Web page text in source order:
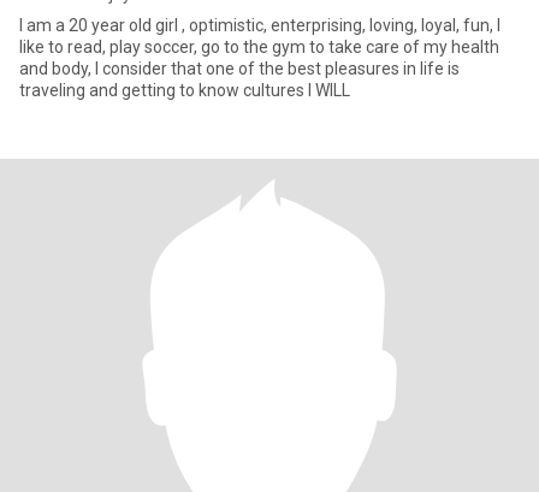
I am a 20 year old girl , optimistic, enterprising, loving, loyal, fun, I
like to read, play soccer, go to the gym to take care of my health
and body, I consider that one of the best pleasures in life is
traveling and getting to know cultures I WILL